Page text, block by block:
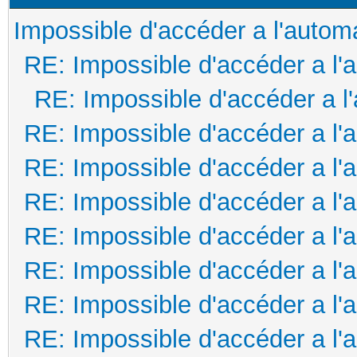
output_type[0] :=
output_addr[0].ADDR1
output_addr[0].ADDR2
Impossible d'accéder a
RE: Impossible d'accéder a
RE: Impossible d'accéder a
RE: Impossible d'accéder a
RE: Impossible d'accéder a
RE: Impossible d'accéder a
RE: Impossible d'accéder a
RE: Impossible d'accéder a
RE: Impossible d'accéder a
RE: Impossible d'accéder a